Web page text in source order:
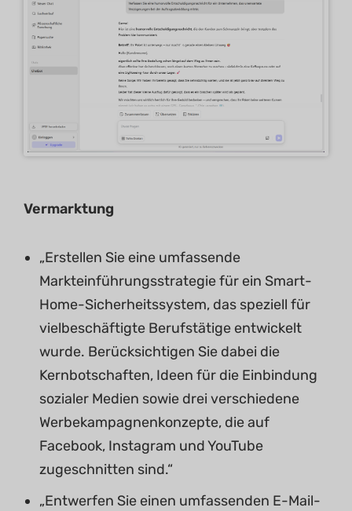
Vermarktung
„Erstellen Sie eine umfassende
Markteinführungsstrategie für ein Smart-
Home-Sicherheitssystem, das speziell für
vielbeschäftigte Berufstätige entwickelt
wurde. Berücksichtigen Sie dabei die
Kernbotschaften, Ideen für die Einbindung
sozialer Medien sowie drei verschiedene
Werbekampagnenkonzepte, die auf
Facebook, Instagram und YouTube
zugeschnitten sind.“
„Entwerfen Sie einen umfassenden E-Mail-